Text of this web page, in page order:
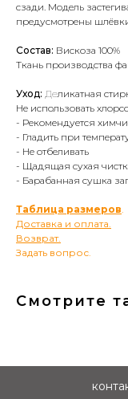
сзади. Модель
предусмотрены
Состав: Вискоза 100%
Ткань производства
Уход: Деликатная
Не использовать
- Рекомендуется
- Гладить при
- Не отбеливать
- Щадящая сухая
- Барабанная сушка
Таблица размеров.
Доставка и оплата.
Возврат.
Задать вопрос.
Смотрите